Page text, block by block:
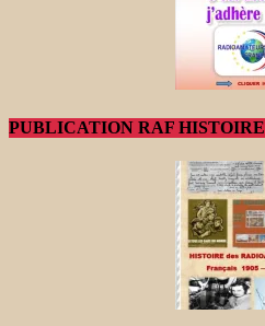
PUBLICATION RAF HISTOIRE